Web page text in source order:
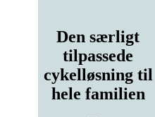
Den særligt
tilpassede
cykelløsning til
hele familien